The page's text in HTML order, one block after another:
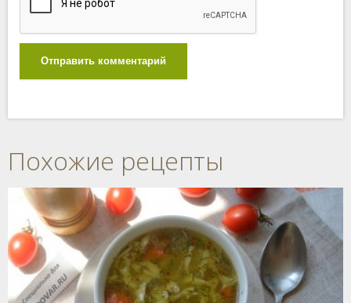
Отправить комментарий
Похожие рецепты